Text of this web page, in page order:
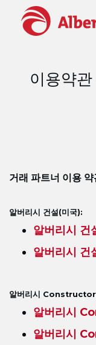
주요 콘텐츠로 건너뛰기
이용약관
거래 파트너 이용 약
알버리시 건설(미국):
알버리시 건
알버리시 건
알버리시
알버리시
알버리시